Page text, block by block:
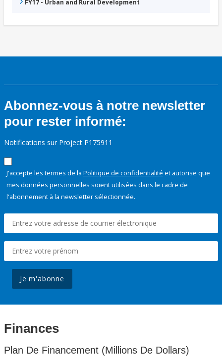
FY17 - Urban and Rural Development
Abonnez-vous à notre newsletter
pour rester informé:
Notifications sur Project P175911
J'accepte les termes de la Politique de confidentialité et autorise que
mes données personnelles soient utilisées dans le cadre de
l'abonnement à la newsletter sélectionnée.
Je m'abonne
Finances
Plan De Financement (Millions De Dollars)